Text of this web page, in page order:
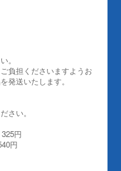
。
負担くださいますようお
発送いたします。
さい。
円
円